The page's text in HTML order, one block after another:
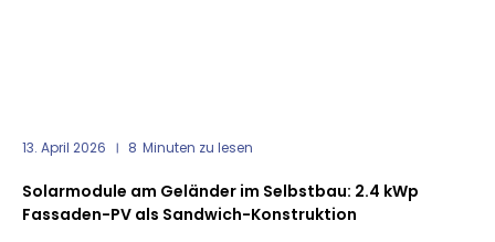
13. April 2026 8 Minuten zu lesen
Solarmodule am Geländer im Selbstbau: 2.4 kWp
Fassaden-PV als Sandwich-Konstruktion